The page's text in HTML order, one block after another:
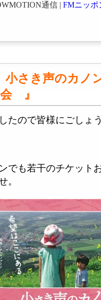
通信 | FMニッポ
さき声のカノ
』
たので皆様にごしょ
でも若干のチケット
。